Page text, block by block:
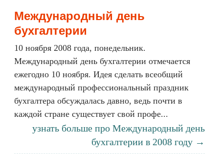
Международный день
бухгалтерии
10 ноября 2008 года, понедельник.
Международный день бухгалтерии отмечается
ежегодно 10 ноября. Идея сделать всеобщий
международный профессиональный праздник
бухгалтера обсуждалась давно, ведь почти в
каждой стране существует свой профе...
узнать больше про Международный день
бухгалтерии в 2008 году →